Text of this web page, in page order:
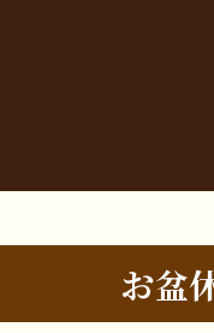
お盆